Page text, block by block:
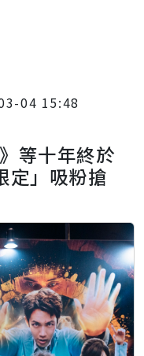
04 15:48
等十年終於
」吸粉搶